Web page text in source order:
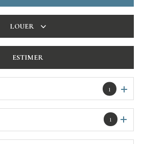
LOUER
ESTIMER
1
1